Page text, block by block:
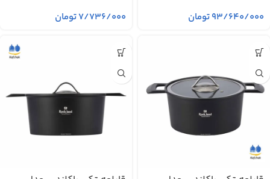
۹۳/۶۴۰/۰۰۰تومان ۷/۷۳۶/۰۰۰تومان